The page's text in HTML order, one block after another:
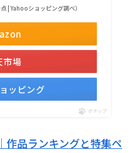
| Yahooショッピング調べ）
市場
ッピング
ポチップ
作品ランキングと特集ペ